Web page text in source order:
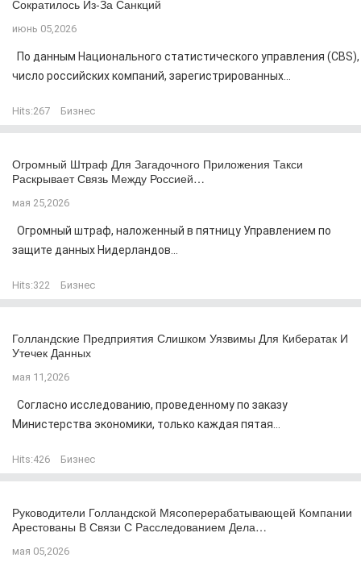
Сократилось Из-За Санкций
июнь 05,2026
По данным Национального статистического управления (CBS),
число российских компаний, зарегистрированных...
Hits:267 Бизнес
Огромный Штраф Для Загадочного Приложения Такси
Раскрывает Связь Между Россией…
мая 25,2026
Огромный штраф, наложенный в пятницу Управлением по
защите данных Нидерландов...
Hits:322 Бизнес
Голландские Предприятия Слишком Уязвимы Для Кибератак И
Утечек Данных
мая 11,2026
Согласно исследованию, проведенному по заказу
Министерства экономики, только каждая пятая...
Hits:426 Бизнес
Руководители Голландской Мясоперерабатывающей Компании
Арестованы В Связи С Расследованием Дела…
мая 05,2026